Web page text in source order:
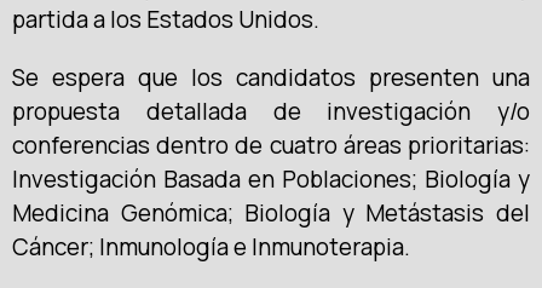
partida a los Estados Unidos.
Se espera que los candidatos presenten una
propuesta detallada de investigación y/o
conferencias dentro de cuatro áreas prioritarias:
Investigación Basada en Poblaciones; Biología y
Medicina Genómica; Biología y Metástasis del
Cáncer; Inmunología e Inmunoterapia.